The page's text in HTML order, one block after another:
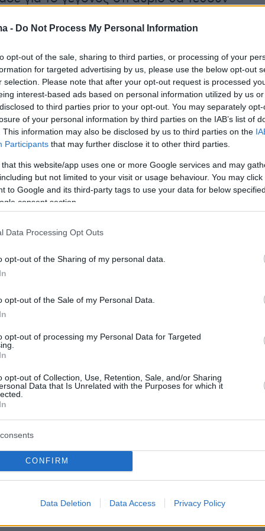
- Do Not Process My Personal Information
opt-out of the sale, sharing to third parties, or processing of your
for targeted advertising by us, please use the below opt-out
selection. Please note that after your opt-out request is processed
interest-based ads based on personal information utilized by us
to third parties prior to your opt-out. You may separately
of your personal information by third parties on the IAB’s list of
This information may also be disclosed by us to third parties on the
Participants that may further disclose it to other third parties.
that this website/app uses one or more Google services and may
but not limited to your visit or usage behaviour. You may
to Google and its third-party tags to use your data for below
consent section.
Data Processing Opt Outs
opt-out of the Sharing of my personal data.
opt-out of the Sale of my Personal Data.
opt-out of processing my Personal Data for Targeted
opt-out of Collection, Use, Retention, Sale, and/or Sharing
Data that Is Unrelated with the Purposes for which it
CONFIRM
Data Deletion Data Access Privacy Policy
στιγμή που σε περίπου μια εβδομάδα θα
«Έτσι είναι ο αθλητισμός, έτσι είναι το
εμείς, έχασε και ο Ολυμπιακός, πρέπει
αναγκαστικά αύριο και να παίξουμε».
το 1990 παρακολουθούσε και τον πατέρα
στον οποίο έστειλε τώρα την επιστολή
όπως ξέρω εγώ» - Σεβασμό ζητά η
στο πρόσωπο εντοπίστηκε νεκρή η
Νέα Χαλκηδόνα - «Ο πρώην σύντροφός της
την πίεζε»
protothema.gr στο Google News
στοProtothema.gr
Ειδήσεις Δημοφιλή